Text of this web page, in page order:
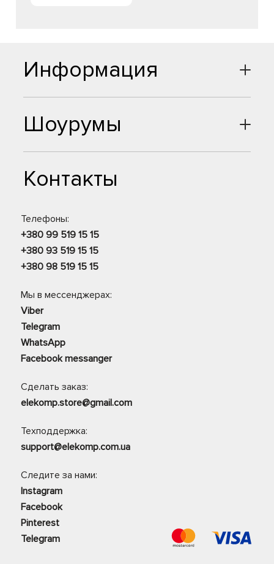
Шоурумы
Контакты
Телефоны:
+380 99 519 15 15
+380 93 519 15 15
+380 98 519 15 15
Мы в мессенджерах:
Viber
Telegram
WhatsApp
Facebook messanger
Сделать заказ:
elekomp.store@gmail.com
Техподдержка:
support@elekomp.com.ua
Следите за нами:
Instagram
Facebook
Pinterest
Telegram
Информация